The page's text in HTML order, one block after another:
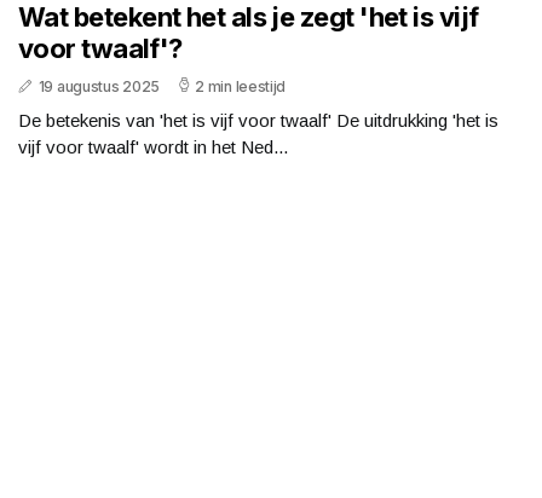
Wat betekent het als je zegt 'het is vijf
voor twaalf'?
19 augustus 2025 2 min leestijd
De betekenis van 'het is vijf voor twaalf' De uitdrukking 'het is
vijf voor twaalf' wordt in het Ned...